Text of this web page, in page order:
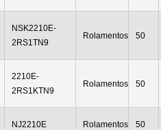
NSK2210E-
2RS1TN9
Rolamentos 50
2210E-
2RS1KTN9
Rolamentos 50
NJ2210E Rolamentos 50